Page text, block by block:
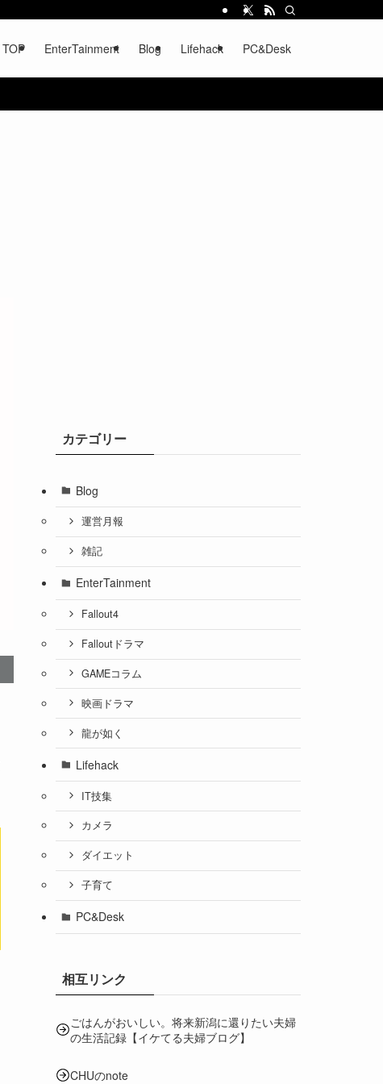
TOP EnterTainment Blog Lifehack PC&Desk
カテゴリー
Blog
運営月報
雑記
EnterTainment
Fallout4
Falloutドラマ
GAMEコラム
映画ドラマ
龍が如く
Lifehack
IT技集
カメラ
ダイエット
子育て
PC&Desk
相互リンク
ごはんがおいしい。将来新潟に還りたい夫婦
の生活記録【イケてる夫婦ブログ】
CHUのnote